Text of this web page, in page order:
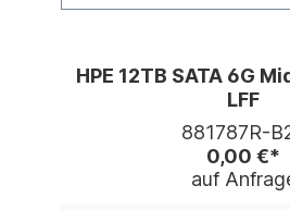
HPE 12TB SATA 6G
LFF
881787R-
0,00 €*
auf